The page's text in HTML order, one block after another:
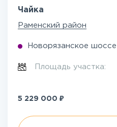
Чайка
Раменский район
Новорязанское шоссе
Площадь участка:
5 229 000 ₽